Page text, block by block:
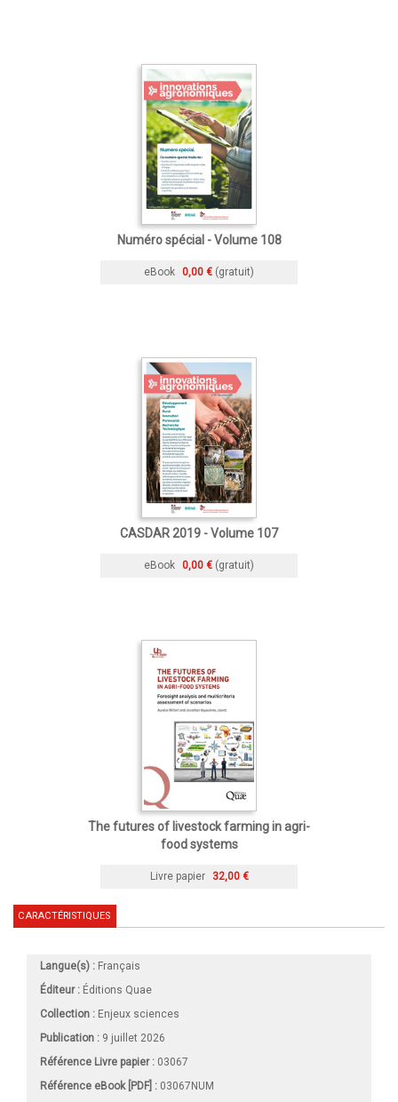
Numéro spécial - Volume 108
eBook 0,00 € (gratuit)
CASDAR 2019 - Volume 107
eBook 0,00 € (gratuit)
The futures of livestock farming in agri-
food systems
Livre papier 32,00 €
CARACTÉRISTIQUES
Langue(s) : Français
Éditeur : Éditions Quae
Collection : Enjeux sciences
Publication : 9 juillet 2026
Référence Livre papier : 03067
Référence eBook [PDF] : 03067NUM